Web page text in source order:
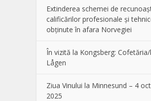
Extinderea schemei de
calificărilor profesionale și
obținute în afara Norvegiei
În vizită la Kongsberg:
Lågen
Ziua Vinului la Minnesund – 4
2025